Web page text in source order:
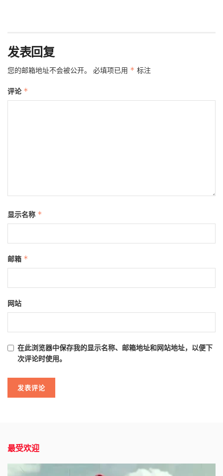
发表回复
您的邮箱地址不会被公开。 必填项已用 * 标注
评论 *
显示名称 *
邮箱 *
网站
在此浏览器中保存我的显示名称、邮箱地址和网站地址，以便下
次评论时使用。
最受欢迎